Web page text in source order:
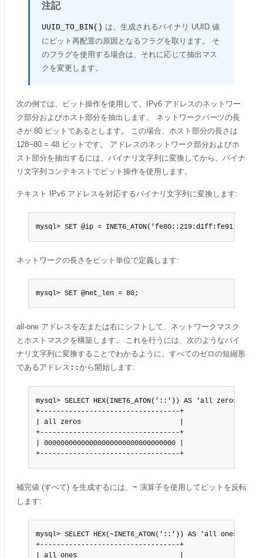
注記
UUID_TO_BIN() は、生成されるバイナリ UUID 値
にビット再配置の原因となるフラグを取ります。 そ
のフラグを使用する場合は、それに応じて抽出マス
クを変更します。
次の例では、ビット操作を使用して、IPv6 アドレスのネットワー
ク部分およびホスト部分を抽出します。 ネットワークパーツの長
さが 80 ビットであるとします。 この場合、ホスト部分の長さは
128−80 = 48 ビットです。 アドレスのネットワーク部分およびホ
スト部分を抽出するには、バイナリ文字列に変換してから、バイナ
リ文字列コンテキストでビット操作を使用します。
テキスト IPv6 アドレスを対応するバイナリ文字列に変換します:
mysql> SET @ip =
ネットワークの長さをビット単位で定義します:
mysql> SET @net_len = 80;
all-one アドレスを左または右にシフトして、ネットワークマスク
とホストマスクを構築します。 これを行うには、次のようなバイ
ナリ文字列に変換することでわかるように、すべてのゼロの短縮形
であるアドレス :: から開始します:
mysql> SELECT HEX(INET6_ATON('::')) AS 'all zeros';
+----------------------------------+
| all zeros                        |
+----------------------------------+
| 00000000000000000000000000000000 |
+----------------------------------+
補完値 (すべて) を生成するには、 ~ 演算子を使用してビットを反転
します:
mysql> SELECT HEX(~INET6_ATON('::')) AS 'all ones';
+----------------------------------+
| all ones                         |